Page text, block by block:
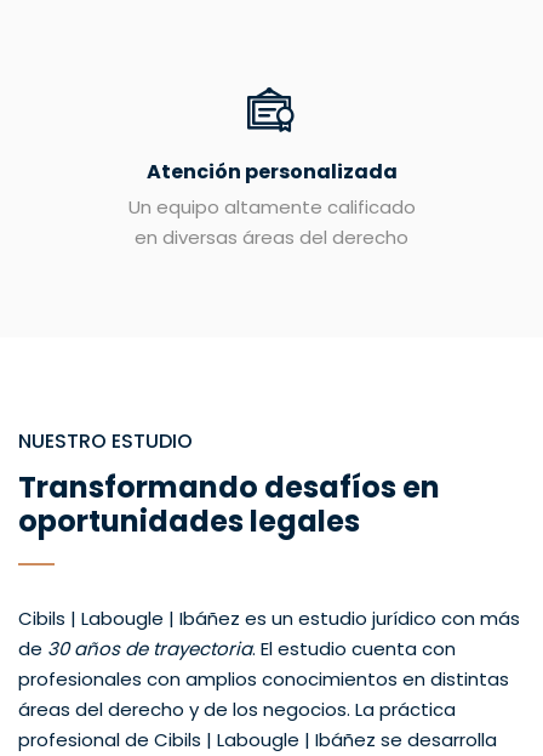
Atención personalizada
Un equipo altamente calificado
en diversas áreas del derecho
NUESTRO ESTUDIO
Transformando desafíos en
oportunidades legales
Cibils | Labougle | Ibáñez es un estudio jurídico con más
de 30 años de trayectoria. El estudio cuenta con
profesionales con amplios conocimientos en distintas
áreas del derecho y de los negocios. La práctica
profesional de Cibils | Labougle | Ibáñez se desarrolla